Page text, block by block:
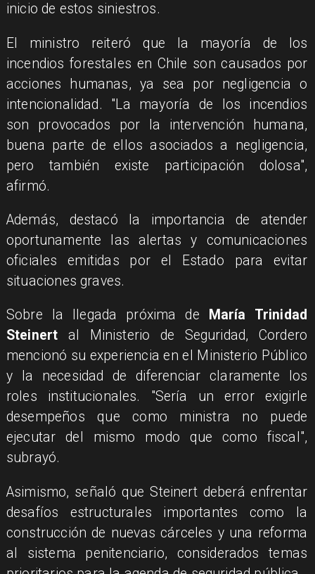
inicio de estos siniestros.
El ministro reiteró que la mayoría de los
incendios forestales en Chile son causados por
acciones humanas, ya sea por negligencia o
intencionalidad. "La mayoría de los incendios
son provocados por la intervención humana,
buena parte de ellos asociados a negligencia,
pero también existe participación dolosa",
afirmó.
Además, destacó la importancia de atender
oportunamente las alertas y comunicaciones
oficiales emitidas por el Estado para evitar
situaciones graves.
Sobre la llegada próxima de
María Trinidad
Steinert al Ministerio de Seguridad, Cordero
mencionó su experiencia en el Ministerio Público
y la necesidad de diferenciar claramente los
roles institucionales. "Sería un error exigirle
desempeños que como ministra no puede
ejecutar del mismo modo que como fiscal",
subrayó.
Asimismo, señaló que Steinert deberá enfrentar
desafíos estructurales importantes como la
construcción de nuevas cárceles y una reforma
al sistema penitenciario, considerados temas